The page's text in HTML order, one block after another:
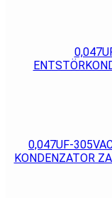
0,047UF-
KONDENZATOR